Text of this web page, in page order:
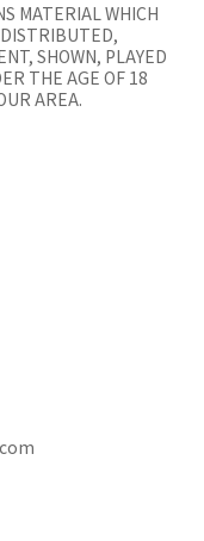
MATERIAL WHICH
SHOWN, PLAYED
THE AGE OF 18
AREA.